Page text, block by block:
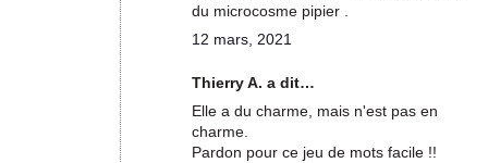
du microcosme pipier .
12 mars, 2021
Thierry A. a dit…
Elle a du charme, mais n'est pas en
charme.
Pardon pour ce jeu de mots facile !!